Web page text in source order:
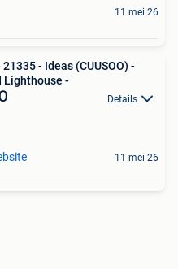
11 mei 26
- Ideas (CUUSOO) -
Lighthouse -
Details
11 mei 26